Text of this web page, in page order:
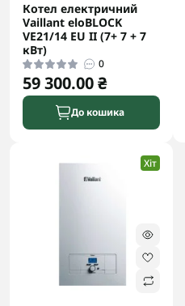
Котел електричний
Vaillant eloBLOCK
VE21/14 ЕU II (7+ 7 + 7
кВт)
0
59 300.00 ₴
До кошика
Хіт